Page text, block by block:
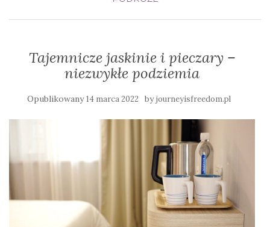
Tajemnicze jaskinie i pieczary –
niezwykłe podziemia
Opublikowany14 marca 2022 byjourneyisfreedom.pl